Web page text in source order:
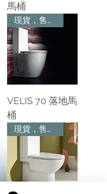
馬桶
現貨，售完為止
VELIS 70 落地馬
桶
現貨，售完為止